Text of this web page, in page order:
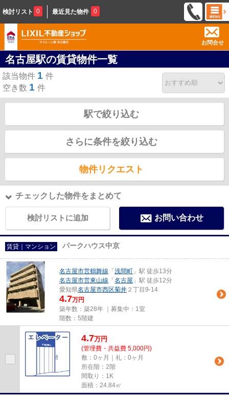
検討リスト 0 最近見た物件 0
お問合せ
名古屋駅の賃貸物件一覧
該当物件 1 件
空き数 1 件
駅で絞り込む
さらに条件を絞り込む
物件リクエスト
チェックした物件をまとめて
検討リストに追加 お問い合わせ
賃貸｜マンション パークハウス中京
名古屋市営鶴舞線 「 浅間町 」駅 徒歩13分
名古屋市営東山線 「 名古屋 」駅 徒歩12分
愛知県名古屋市西区菊井 ２丁目9-14
4.7万円
築年数：築28年 ｜募集中： 1室
階数：5階建
4.7万円
(管理費・共益費 5,000円)
敷：0ヶ月｜礼：0ヶ月
所在階：2階
間取り：1K
面積：24.84㎡